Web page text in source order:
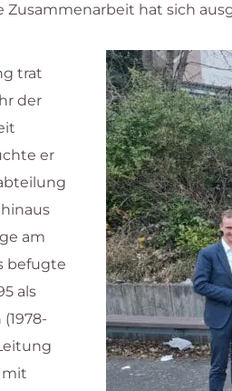
hat sich
trat
der
er
am
befugte
als
mit